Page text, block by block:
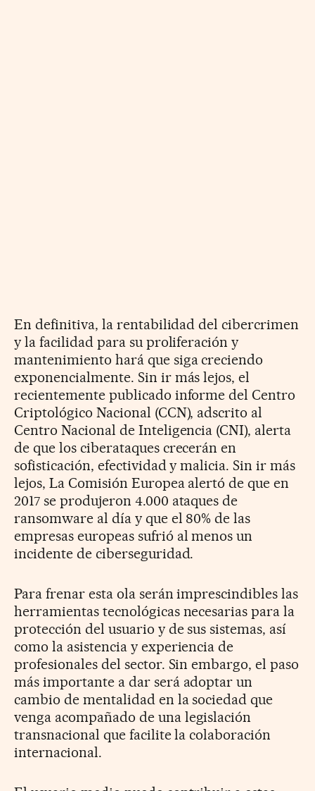
En definitiva, la rentabilidad del cibercrimen
y la facilidad para su proliferación y
mantenimiento hará que siga creciendo
exponencialmente. Sin ir más lejos, el
recientemente publicado informe del Centro
Criptológico Nacional (CCN), adscrito al
Centro Nacional de Inteligencia (CNI), alerta
de que los ciberataques crecerán en
sofisticación, efectividad y malicia. Sin ir más
lejos, La Comisión Europea alertó de que en
2017 se produjeron 4.000 ataques de
ransomware al día y que el 80% de las
empresas europeas sufrió al menos un
incidente de ciberseguridad.
Para frenar esta ola serán imprescindibles las
herramientas tecnológicas necesarias para la
protección del usuario y de sus sistemas, así
como la asistencia y experiencia de
profesionales del sector. Sin embargo, el paso
más importante a dar será adoptar un
cambio de mentalidad en la sociedad que
venga acompañado de una legislación
transnacional que facilite la colaboración
internacional.